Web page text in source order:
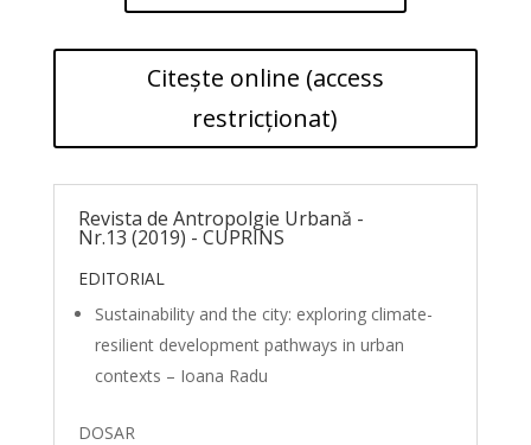
Citește online (access
restricționat)
Revista de Antropolgie Urbană -
Nr.13 (2019) - CUPRINS
EDITORIAL
Sustainability and the city: exploring climate-
resilient development pathways in urban
contexts – Ioana Radu
DOSAR